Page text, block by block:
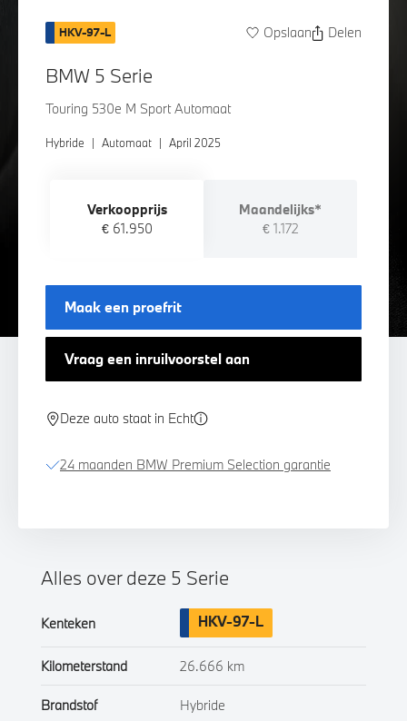
HKV-97-L Opslaan Delen
BMW 5 Serie
Touring 530e M Sport Automaat
Hybride | Automaat | April 2025
Verkoopprijs
€ 61.950
Maandelijks*
€ 1.172
Maak een proefrit
Vraag een inruilvoorstel aan
Deze auto staat in Echt
24 maanden BMW Premium Selection garantie
Alles over deze 5 Serie
Kenteken HKV-97-L
Kilometerstand 26.666 km
Brandstof Hybride